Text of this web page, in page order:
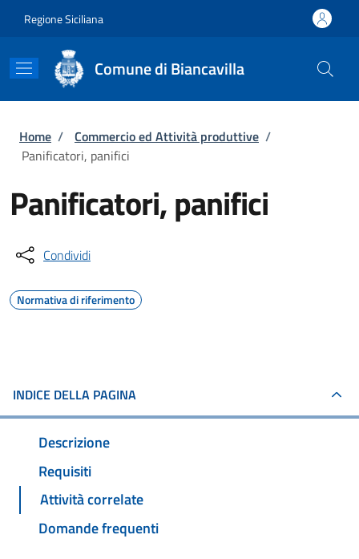
Regione Siciliana
Comune di Biancavilla
Briciole di pane
Home / Commercio ed Attività produttive /
Panificatori, panifici
Panificatori, panifici
Condividi
Normativa di riferimento
INDICE DELLA PAGINA
Descrizione
Requisiti
Attività correlate
Domande frequenti